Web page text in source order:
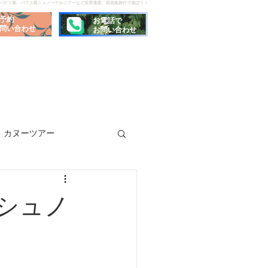
リ島・バラス島シュノーケルツアーなど世界遺産、西表島旅行で遊ぼう！
約
い合わせ
お電話で
お問い合わせ
カヌーツアー
ュノ